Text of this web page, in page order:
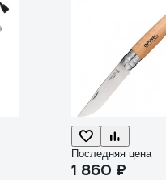
Последняя цена
1 860 ₽